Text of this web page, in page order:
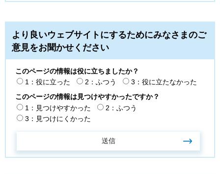
より良いウェブサイトにするためにみなさまのご
意見をお聞かせください
このページの情報は役に立ちましたか？
1：役に立った
2：ふつう
3：役に立たなかった
このページの情報は見つけやすかったですか？
1：見つけやすかった
2：ふつう
3：見つけにくかった